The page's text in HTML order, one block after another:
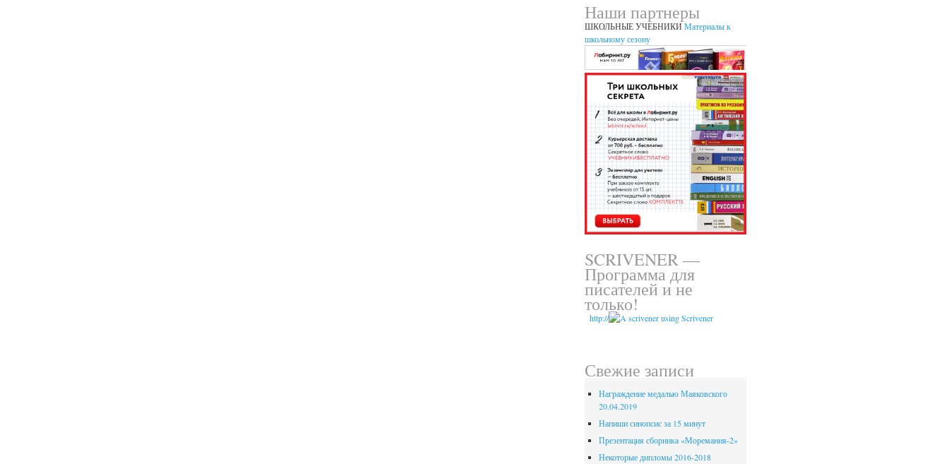
Наши партнеры
ШКОЛЬНЫЕ УЧЕБНИКИ Материалы к
школьному сезону
SCRIVENER —
Программа для
писателей и не
только!
http://
Свежие записи
Награждение медалью Маяковского
20.04.2019
Напиши синопсис за 15 минут
Презентация сборника «Моремания-2»
Некоторые дипломы 2016-2018